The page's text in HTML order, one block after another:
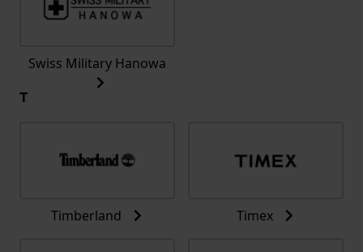
Swiss Military Hanowa
T
Timberland Timex